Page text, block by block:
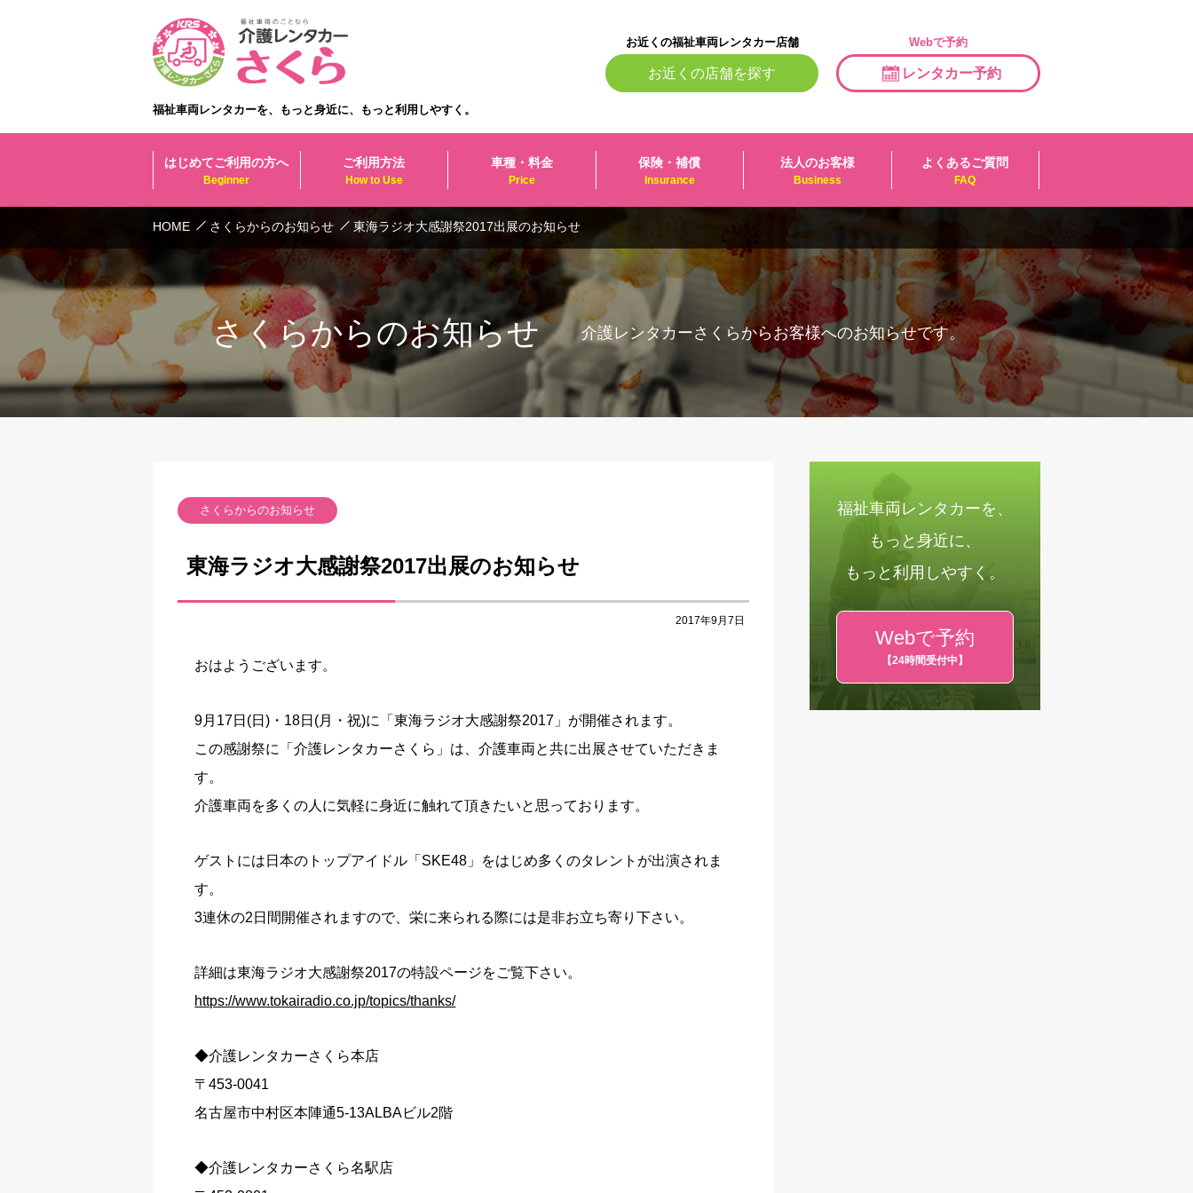
福祉車両レンタカーを、もっと身近に、もっと利用しやすく。
お近くの福祉車両レンタカー店舗
お近くの店舗を探す
Webで予約
レンタカー予約
Beginner
はじめてご利用の方へ
How to Use
ご利用方法
Price
車種・料金
Insurance
保険・補償
Business
法人のお客様
FAQ
よくあるご質問
HOME さくらからのお知らせ 東海ラジオ大感謝祭2017出展のお知らせ
さくらからのお知らせ 介護レンタカーさくらからお客様へのお知らせです。
さくらからのお知らせ
東海ラジオ大感謝祭2017出展のお知らせ
2017年9月7日
おはようございます。
9月17日(日)・18日(月・祝)に「東海ラジオ大感謝祭2017」が開催されます。
この感謝祭に「介護レンタカーさくら」は、介護車両と共に出展させていただきま
す。
介護車両を多くの人に気軽に身近に触れて頂きたいと思っております。
ゲストには日本のトップアイドル「SKE48」をはじめ多くのタレントが出演されま
す。
3連休の2日間開催されますので、栄に来られる際には是非お立ち寄り下さい。
詳細は東海ラジオ大感謝祭2017の特設ページをご覧下さい。
https://www.tokairadio.co.jp/topics/thanks/
◆介護レンタカーさくら本店
〒453-0041
名古屋市中村区本陣通5-13ALBAビル2階
◆介護レンタカーさくら名駅店
福祉車両レンタカーを、
もっと身近に、
もっと利用しやすく。
Webで予約
【24時間受付中】